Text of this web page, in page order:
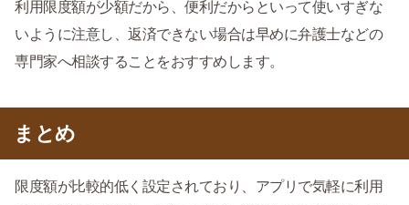
利用限度額が少額だから、便利だからといって使いすぎな
いように注意し、返済できない場合は早めに弁護士などの
専門家へ相談することをおすすめします。
まとめ
限度額が比較的低く設定されており、アプリで気軽に利用